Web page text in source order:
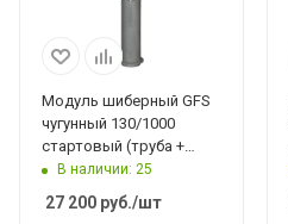
Модуль шиберный GFS
чугунный 130/1000
стартовый (труба +
шибер ММ + труба)
В наличии: 25
27 200 руб./шт